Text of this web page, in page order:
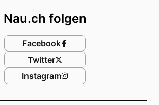
Nau.ch folgen
Facebook
Twitter
Instagram